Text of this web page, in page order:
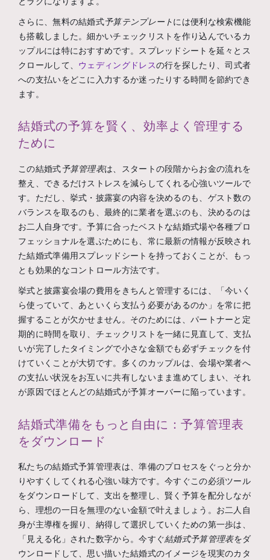
さらに、無料の結婚式予算テンプレートには便利な検索機能
も搭載しました。細かいチェックリストを作り込んでいるカ
ップルには特におすすめです。スプレッドシートを延々とス
クロールして、 ウェディングドレスの行を探したり、司式者
への支払いをどこに入力するか迷ったりする時間を節約でき
ます。
結婚式の予算を賢く、効率よく管理する
ために
この結婚式予算管理表は、スタートの段階からお金の流れを
整え、できるだけストレスを減らしてくれる心強いツールで
す。ただし、挙式・披露宴の内容を決めるのも、ゲスト数の
バランスを取るのも、最終的に業者を選ぶのも、決めるのは
お二人自身です。予算に合ったベストな結婚式場や各種プロ
フェッショナルを選ぶためにも、常に最新の情報が反映され
た結婚式準備用スプレッドシートを持っておくことが、もっ
とも効果的なコントロール方法です。
挙式と披露宴会場の費用をきちんと管理するには、「今いく
ら使っていて、あといくら支払う必要があるのか」を常に把
握することが欠かせません。そのためには、パートナーと定
期的に時間を取り、チェックリストを一緒に見直して、支払
いが完了したタイミングで小さな金額でも必ずチェックを付
けていくことが大切です。多くのカップルは、会場や業者へ
の支払い状況をお互いに共有しないまま進めてしまい、それ
が原因でほとんどの結婚式が予算オーバーに陥っています。
結婚式準備をもっと自由に：予算管理表
をダウンロード
私たちの結婚式予算管理表は、準備のプロセスをぐっと分か
りやすくしてくれる心強い味方です。今すぐこの必須ツール
をダウンロードして、支出を整理し、賢く予算を配分しなが
ら、理想の一日を無理のない金額で叶えましょう。お二人自
身が主導権を握り、納得して選択していくための第一歩は、
「見える化」された数字から。今すぐ結婚式予算管理表をダ
ウンロードして、思い描いた結婚式のイメージを現実のカタ